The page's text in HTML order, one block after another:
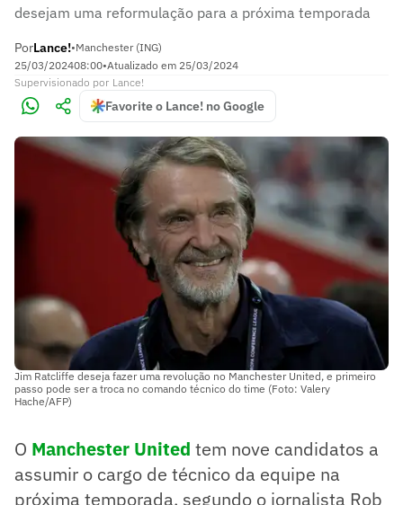
desejam uma reformulação para a próxima temporada
PorLance!•Manchester (ING)
25/03/202408:00•Atualizado em 25/03/2024
Supervisionado por Lance!
Favorite o Lance! no Google
Jim Ratcliffe deseja fazer uma revolução no Manchester United, e primeiro
passo pode ser a troca no comando técnico do time (Foto: Valery
Hache/AFP)
O Manchester United tem nove candidatos a
assumir o cargo de técnico da equipe na
próxima temporada, segundo o jornalista Rob